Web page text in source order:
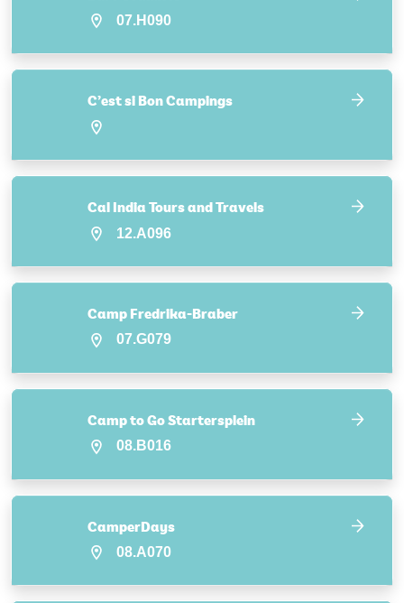
07.H090
C’est si Bon Campings
Cal India Tours and Travels
12.A096
Camp Fredrika-Braber
07.G079
Camp to Go Startersplein
08.B016
CamperDays
08.A070